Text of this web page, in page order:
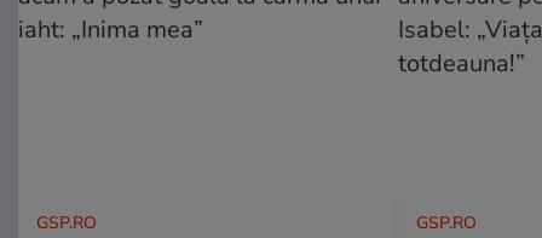
GSP.RO GSP.RO